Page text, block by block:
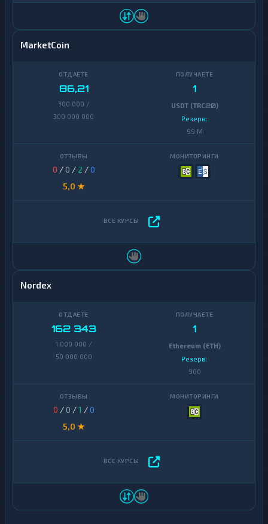
MarketCoin
86,21
300 000 /
300 000 000
1
USDT (TRC20)
Резерв:
99 M
0 / 0 / 2 /0
5,0 ★
Nordex
162 343
1 000 000 /
50 000 000
1
Ethereum (ETH)
Резерв:
900
0 / 0 /1 /0
5,0 ★